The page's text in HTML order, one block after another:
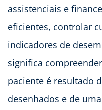
assistenciais e
eficientes, controlar
indicadores de
significa
paciente é resultado
desenhados e de